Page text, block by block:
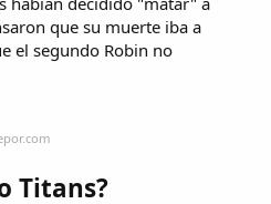
que su muerte iba a
el segundo Robin no
Titans?